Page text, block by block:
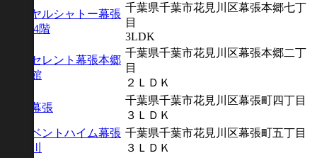
ロイヤルシャトー幕張
本郷 4階
千葉県千葉市花見川区幕張本郷七丁
目
3LDK
エクセレント幕張本郷
壱番館
千葉県千葉市花見川区幕張本郷二丁
目
２ＬＤＫ
ルネ幕張
千葉県千葉市花見川区幕張町四丁目
３ＬＤＫ
アーベントハイム幕張 千葉県千葉市花見川区幕張町五丁目
３ＬＤＫ